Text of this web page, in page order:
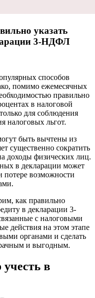
указать
3-НДФЛ
способов
помимо ежемесячных
правильно
в налоговой
для соблюдения
налоговых льгот.
быть вычтены из
существенно сократить
доходы физических лиц.
в декларации может
возможности
как правильно
в декларации 3-
с налоговыми
действия на этом этапе
органами и сделать
и выгодным.
в